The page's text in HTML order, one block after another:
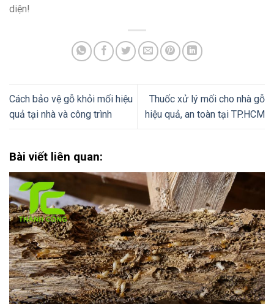
diện!
Cách bảo vệ gỗ khỏi mối hiệu
quả tại nhà và công trình
Thuốc xử lý mối cho nhà gỗ
hiệu quả, an toàn tại TP.HCM
Bài viết liên quan: